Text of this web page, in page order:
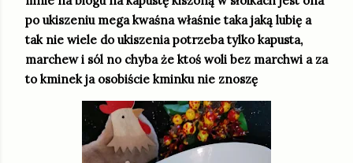
po ukiszeniu mega kwaśna właśnie taka jaką lubię a
tak nie wiele do ukiszenia potrzeba tylko kapusta,
marchew i sól no chyba że ktoś woli bez marchwi a za
to kminek ja osobiście kminku nie znoszę